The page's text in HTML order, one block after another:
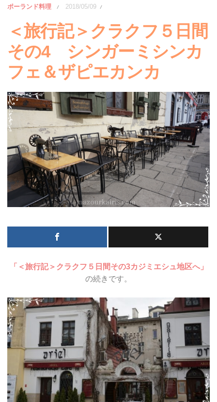
ポーランド料理
/ 2018/05/09 /
＜旅行記＞クラクフ５日間
その4 シンガーミシンカ
フェ＆ザピエカンカ
「＜旅行記＞クラクフ５日間その3カジミエシュ地区へ」
の続きです。